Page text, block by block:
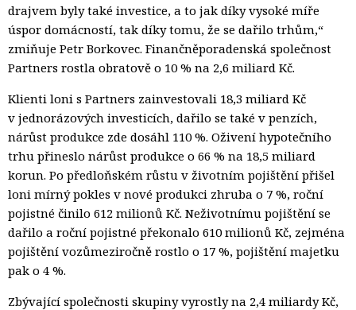
drajvem byly také investice, a to jak díky vysoké míře
úspor domácností, tak díky tomu, že se dařilo trhům,“
zmiňuje Petr Borkovec. Finančněporadenská společnost
Partners rostla obratově o 10 % na 2,6 miliard Kč.
Klienti loni s Partners zainvestovali 18,3 miliard Kč
v jednorázových investicích, dařilo se také v penzích,
nárůst produkce zde dosáhl 110 %. Oživení hypotečního
trhu přineslo nárůst produkce o 66 % na 18,5 miliard
korun. Po předloňském růstu v životním pojištění přišel
loni mírný pokles v nové produkci zhruba o 7 %, roční
pojistné činilo 612 milionů Kč. Neživotnímu pojištění se
dařilo a roční pojistné překonalo 610 milionů Kč, zejména
pojištění vozůmeziročně rostlo o 17 %, pojištění majetku
pak o 4 %.
Zbývající společnosti skupiny vyrostly na 2,4 miliardy Kč,